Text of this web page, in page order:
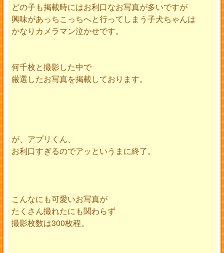
どの子も掲載時にはお利口なお写真が多いですが
興味があっちこっちへと行ってしまう子犬ちゃんは
かなりカメラマン泣かせです。
何千枚と撮影した中で
厳選したお写真を掲載しております。
が、アプリくん、
お利口すぎるのでアッというまに終了。
こんなにも可愛いお写真が
たくさん撮れたにも関わらず
撮影枚数は300枚程。